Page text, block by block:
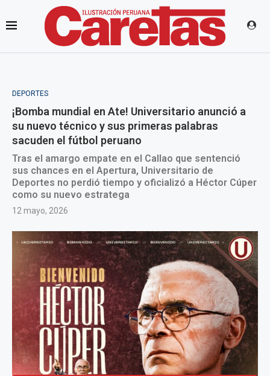
DEPORTES
¡Bomba mundial en Ate! Universitario anunció a
su nuevo técnico y sus primeras palabras
sacuden el fútbol peruano
Tras el amargo empate en el Callao que sentenció
sus chances en el Apertura, Universitario de
Deportes no perdió tiempo y oficializó a Héctor Cúper
como su nuevo estratega
12 mayo, 2026